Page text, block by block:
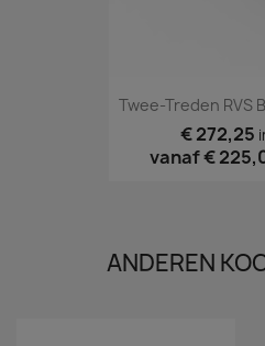
Twee-Treden RVS
€ 272,25
vanaf€
ANDEREN